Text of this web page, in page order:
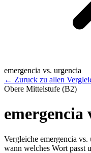
emergencia vs. urgencia
← Zuruck zu allen
Obere Mittelstufe (B2)
emergencia
Vergleiche emergencia
wann welches Wort passt